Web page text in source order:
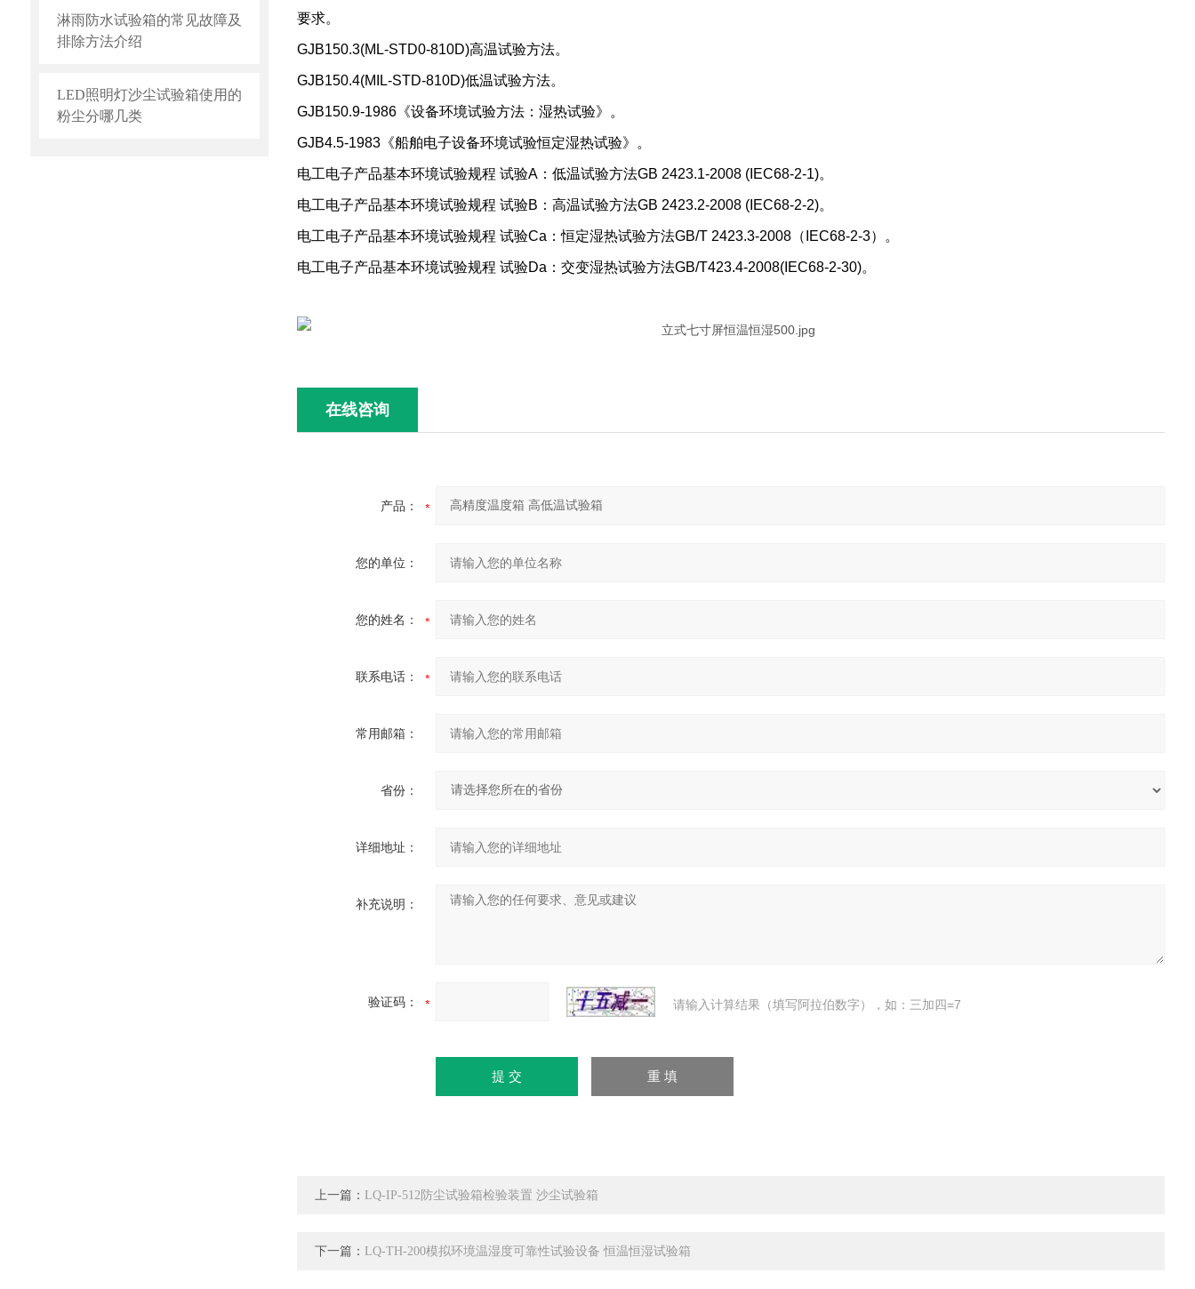
要求。
GJB150.3(ML-STD0-810D)高温试验方法。
GJB150.4(MIL-STD-810D)低温试验方法。
GJB150.9-1986《设备环境试验方法：湿热试验》。
GJB4.5-1983《船舶电子设备环境试验恒定湿热试验》。
电工电子产品基本环境试验规程 试验A：低温试验方法GB 2423.1-2008 (IEC68-2-1)。
电工电子产品基本环境试验规程 试验B：高温试验方法GB 2423.2-2008 (IEC68-2-2)。
电工电子产品基本环境试验规程 试验Ca：恒定湿热试验方法GB/T 2423.3-2008（IEC68-2-3）。
电工电子产品基本环境试验规程 试验Da：交变湿热试验方法GB/T423.4-2008(IEC68-2-30)。
在线咨询
产品：
您的单位：
您的姓名：
联系电话：
常用邮箱：
省份：
详细地址：
补充说明：
验证码： 请输入计算结果（填写阿拉伯数字），如：三加四=7
上一篇： LQ-IP-512防尘试验箱检验装置 沙尘试验箱
下一篇： LQ-TH-200模拟环境温湿度可靠性试验设备 恒温恒湿试验箱
淋雨防水试验箱的常见故障及
排除方法介绍
LED照明灯沙尘试验箱使用的
粉尘分哪几类